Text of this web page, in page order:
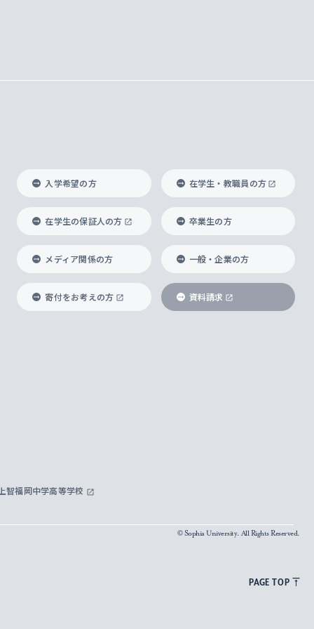
入学希望の方 在学生・教職員の方
在学生の保証人の方 卒業生の方
メディア関係の方 一般・企業の方
寄付をお考えの方 資料請求
智福岡中学高等学校
© Sophia University. All Rights Reserved.
PAGE TOP